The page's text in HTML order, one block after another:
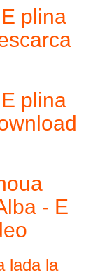
plina
plina
- E
lada la